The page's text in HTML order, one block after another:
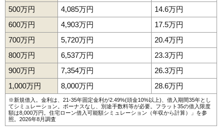
500万円
4,085万円
14.6万円
600万円
4,903万円
17.5万円
700万円
5,720万円
20.4万円
800万円
6,537万円
23.3万円
900万円
7,354万円
26.3万円
1,000万円
8,000万円 28.6万円
※新規借入。金利は、21-35年固定金利が2.49%(頭金10%以上)、借入期間35年とし
てシミュレーション。ボーナスなし、別途手数料等が必要。フラット35の借入限度
額は8,000万円。 住宅ローン借入可能額シミュレーション（年収から計算）
」を参
照。2026年8月調査